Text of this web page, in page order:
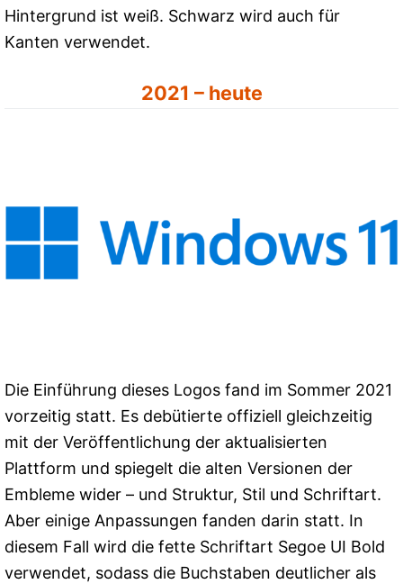
Hintergrund ist weiß. Schwarz wird auch für
Kanten verwendet.
2021 – heute
Die Einführung dieses Logos fand im Sommer 2021
vorzeitig statt. Es debütierte offiziell gleichzeitig
mit der Veröffentlichung der aktualisierten
Plattform und spiegelt die alten Versionen der
Embleme wider – und Struktur, Stil und Schriftart.
Aber einige Anpassungen fanden darin statt. In
diesem Fall wird die fette Schriftart Segoe UI Bold
verwendet, sodass die Buchstaben deutlicher als